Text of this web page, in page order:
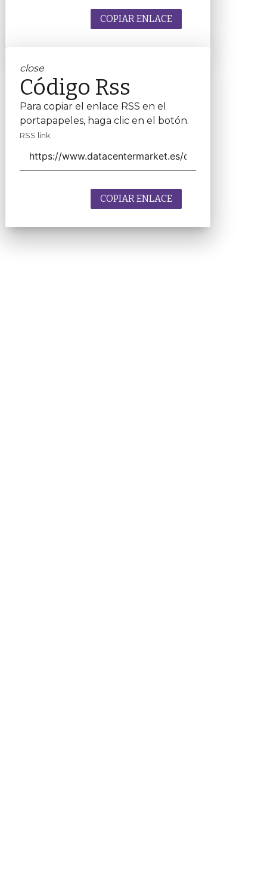
COPIAR ENLACE
close
Código Rss
Para copiar el enlace RSS en el
portapapeles, haga clic en el botón.
RSS link
COPIAR ENLACE